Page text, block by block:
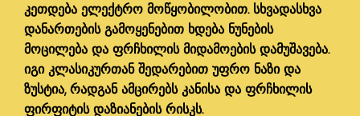
კეთდება ელექტრო მოწყობილობით. სხვადასხვა
დანართების გამოყენებით ხდება ნუნების
მოცილება და ფრჩხილის მიდამოების დამუშავება.
იგი კლასიკურთან შედარებით უფრო ნაზი და
ზუსტია, რადგან ამცირებს კანისა და ფრჩხილის
ფირფიტის დაზიანების რისკს.